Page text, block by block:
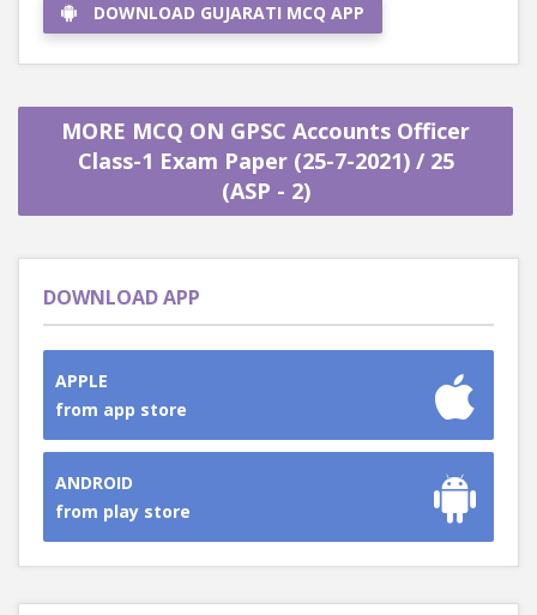
DOWNLOAD GUJARATI MCQ APP
MORE MCQ ON GPSC Accounts Officer
Class-1 Exam Paper (25-7-2021) / 25
(ASP - 2)
DOWNLOAD APP
APPLE
from app store
ANDROID
from play store